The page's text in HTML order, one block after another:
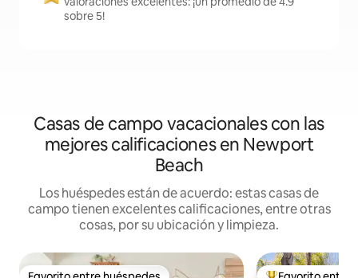
sobre 5!
Casas de campo vacacionales con las
mejores calificaciones en Newport
Beach
Los huéspedes están de acuerdo: estas casas de
campo tienen excelentes calificaciones, entre otras
cosas, por su ubicación y limpieza.